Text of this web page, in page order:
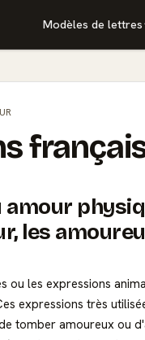
Modèles de lettres
les
ou les expressions
expressions très
tomber amoureux ou